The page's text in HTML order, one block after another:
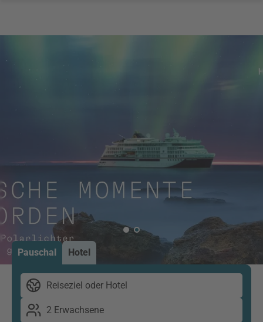
Pauschal Hotel
Reiseziel oder Hotel
2 Erwachsene